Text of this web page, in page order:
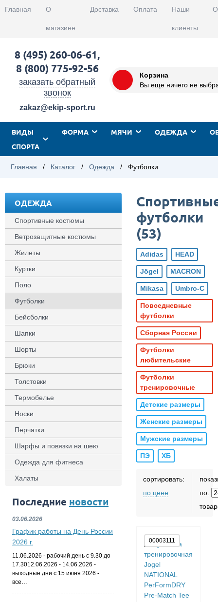
Главная О
магазине
Доставка Оплата Наши
клиенты
8 (495) 260-06-61,
8 (800) 775-92-56
заказать обратный
звонок
zakaz@ekip-sport.ru
Корзина
Вы еще ничего не
ВИДЫ
СПОРТА
ФОРМА МЯЧИ ОДЕЖДА
Главная / Каталог / Одежда / Футболки
ОДЕЖДА
Спортивные костюмы
Ветрозащитные костюмы
Жилеты
Куртки
Поло
Футболки
Бейсболки
Шапки
Шорты
Брюки
Толстовки
Термобелье
Носки
Перчатки
Шарфы и повязки на шею
Одежда для фитнеса
Халаты
Последние новости
03.06.2026
График работы на День России
2026 г.
11.06.2026 - рабочий день с 9.30 до
17.3012.06.2026 - 14.06.2026 -
выходные дни с 15 июня 2026 -
все…
футболки
(53)
Adidas HEAD
Jögel MACRON
Mikasa Umbro-C
Повседневные
футболки
Сборная России
Футболки
любительские
Футболки
тренировочные
Детские размеры
Женские размеры
Мужские размеры
ПЭ ХБ
сортировать:
по цене
по:
00003111